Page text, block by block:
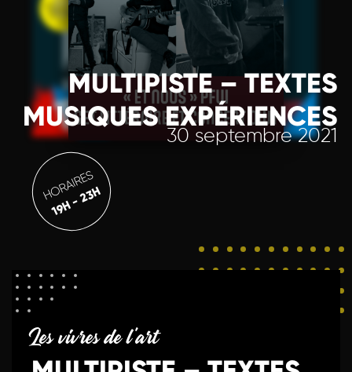
MULTIPISTE – TEXTES
MUSIQUES EXPÉRIENCES
30 septembre 2021
HORAIRES
19H - 23H
Les vivres de l'art